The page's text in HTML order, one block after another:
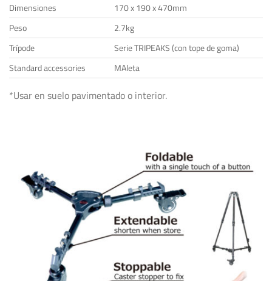
Dimensiones
170 x 190 x 470mm
Peso
2.7kg
Trípode
Serie TRIPEAKS (con tope de goma)
Standard accessories
MAleta
*Usar en suelo pavimentado o interior.